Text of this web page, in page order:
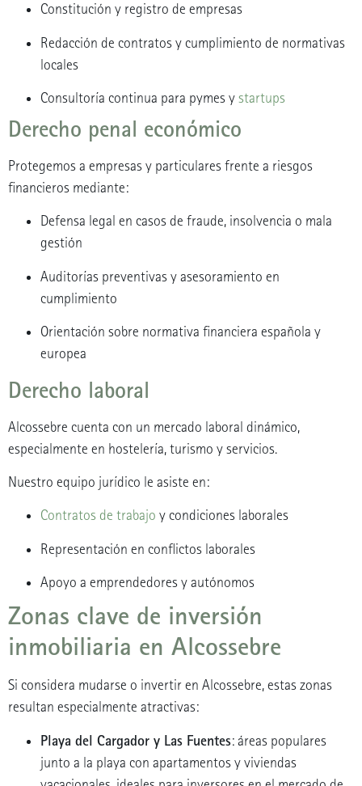
Constitución y registro de empresas
Redacción de contratos y cumplimiento de normativas
locales
Consultoría continua para pymes ystartups
Derecho penal económico
Protegemos a empresas y particulares frente a riesgos
financieros mediante:
Defensa legal en casos de fraude, insolvencia o mala
gestión
Auditorías preventivas y asesoramiento en
cumplimiento
Orientación sobre normativa financiera española y
europea
Derecho laboral
Alcossebre cuenta con un mercado laboral dinámico,
especialmente en hostelería, turismo y servicios.
Nuestro equipo jurídico le asiste en:
Contratos de trabajo y condiciones laborales
Representación en conflictos laborales
Apoyo a emprendedores y autónomos
Zonas clave de inversión
inmobiliaria en Alcossebre
Si considera mudarse o invertir en Alcossebre, estas zonas
resultan especialmente atractivas:
Playa del Cargador y Las Fuentes: áreas populares
junto a la playa con apartamentos y viviendas